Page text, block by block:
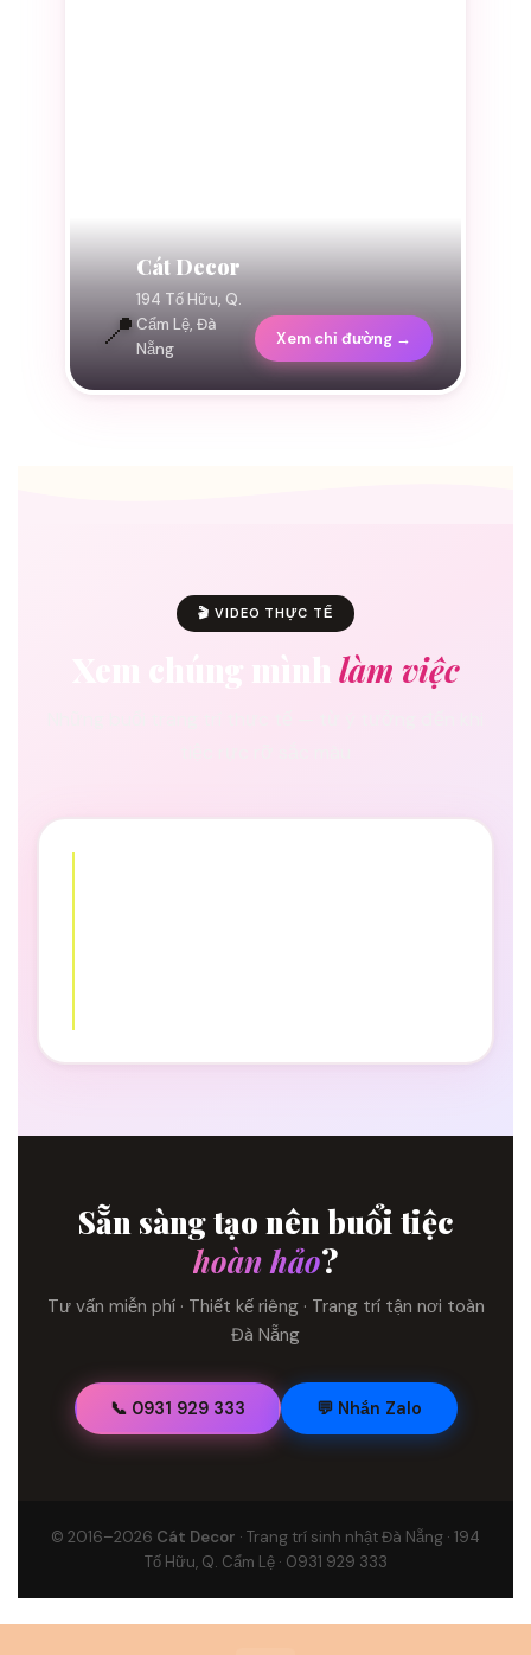
📍
Cát Decor
194 Tố Hữu, Q.
Cẩm Lệ, Đà
Nẵng
Xem chỉ đường →
🎬 VIDEO THỰC TẾ
Xem chúng mình làm việc
Sẵn sàng tạo nên buổi tiệc
hoàn hảo?
Tư vấn miễn phí · Thiết kế riêng · Trang trí tận nơi toàn
Đà Nẵng
📞 0931 929 333 💬 Nhắn Zalo
© 2016–2026 Cát Decor · Trang trí sinh nhật Đà Nẵng · 194
Tố Hữu, Q. Cẩm Lệ · 0931 929 333